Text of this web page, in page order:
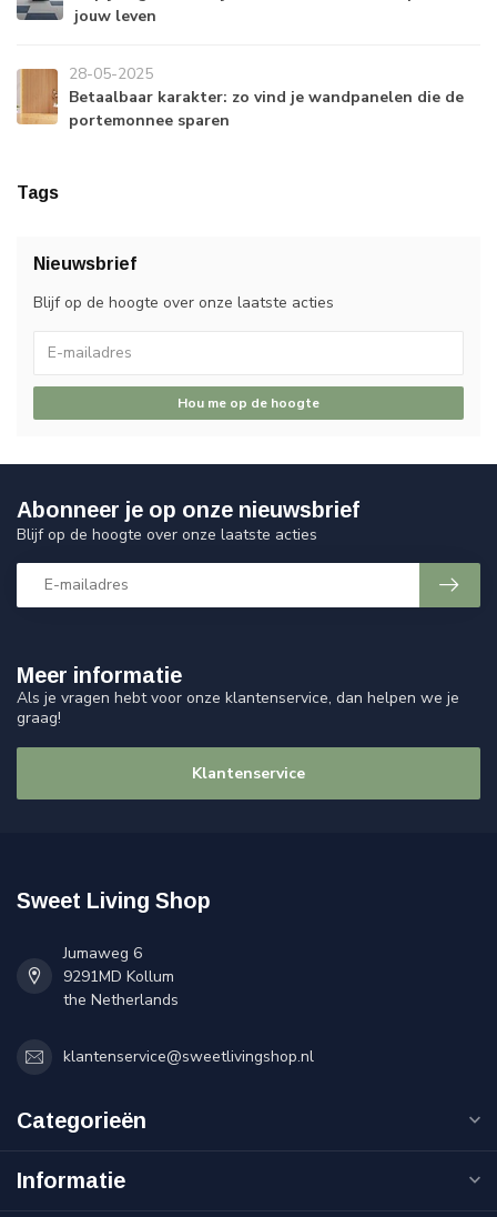
jouw leven
28-05-2025
Betaalbaar karakter: zo vind je wandpanelen die de
portemonnee sparen
Tags
Nieuwsbrief
Blijf op de hoogte over onze laatste acties
Hou me op de hoogte
Meer informatie
Als je vragen hebt voor onze klantenservice, dan helpen we je
graag!
Klantenservice
Abonneer je op onze nieuwsbrief
Blijf op de hoogte over onze laatste acties
Sweet Living Shop
Jumaweg 6
9291MD Kollum
the Netherlands
klantenservice@sweetlivingshop.nl
Categorieën
Informatie